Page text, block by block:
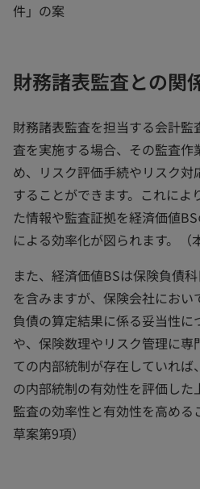
件」の案
財務諸表監査との関
財務諸表監査を担当する会計
査を実施する場合、その監査作
め、リスク評価手続やリスク対
することができます。これによ
た情報や監査証拠を経済価値
による効率化が図られます。（
また、経済価値BSは保険負債
を含みますが、保険会社にお
負債の算定結果に係る妥当性に
や、保険数理やリスク管理に専
ての内部統制が存在していれば
の内部統制の有効性を評価した
監査の効率性と有効性を高める
草案第9項）